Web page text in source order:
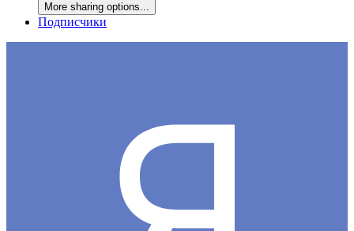
More sharing options...
Подписчики